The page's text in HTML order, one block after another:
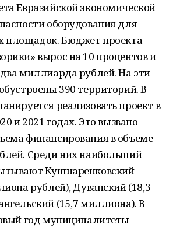
Евразийской экономической
оборудования для
площадок. Бюджет проекта
вырос на 10 процентов и
миллиарда рублей. На эти
390 территорий. В
реализовать проект в
и 2021 годах. Это вызвано
финансирования в объеме
Среди них наибольший
Кушнаренковский
рублей), Дуванский (18,3
(15,7 миллиона). В
год муниципалитеты